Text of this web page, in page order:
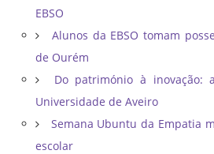
EBSO
Alunos da EBSO tomam
de Ourém
Do património à inovação:
Universidade de Aveiro
Semana Ubuntu da Empatia
escolar